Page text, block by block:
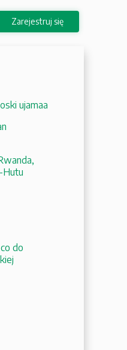
Zarejestruj się
ujamaa
Hutu
do